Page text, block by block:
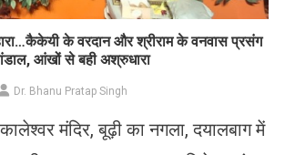
के वरदान और श्रीराम के वनवास प्रसंग
आंखों से बही अश्रुधारा
Dr. Bhanu Pratap Singh
मंदिर, बूढ़ी का नगला, दयालबाग में